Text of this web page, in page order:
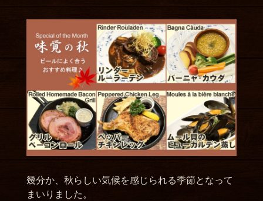
幾分か、秋らしい気候を感じられる季節となって
まいりました。